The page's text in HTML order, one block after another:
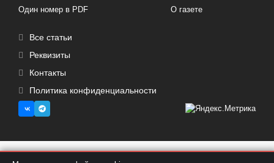
Один номер в PDF О газете
Все статьи
Реквизиты
Контакты
Политика конфиденциальности